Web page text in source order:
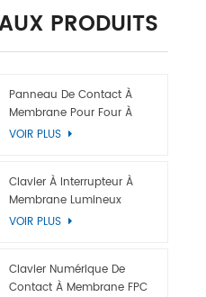
PRODUITS
Panneau De Contact À
Membrane Pour Four À
Micro-Ondes
VOIR PLUS
Clavier À Interrupteur À
Membrane Lumineux
VOIR PLUS
Clavier Numérique De
Contact À Membrane FPC